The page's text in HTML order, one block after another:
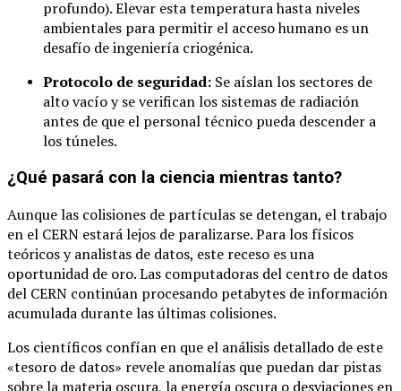
profundo). Elevar esta temperatura hasta niveles
ambientales para permitir el acceso humano es un
desafío de ingeniería criogénica.
Protocolo de seguridad: Se aíslan los sectores de
alto vacío y se verifican los sistemas de radiación
antes de que el personal técnico pueda descender a
los túneles.
¿Qué pasará con la ciencia mientras tanto?
Aunque las colisiones de partículas se detengan, el trabajo
en el CERN estará lejos de paralizarse. Para los físicos
teóricos y analistas de datos, este receso es una
oportunidad de oro. Las computadoras del centro de datos
del CERN continúan procesando petabytes de información
acumulada durante las últimas colisiones.
Los científicos confían en que el análisis detallado de este
«tesoro de datos» revele anomalías que puedan dar pistas
sobre la materia oscura, la energía oscura o desviaciones en